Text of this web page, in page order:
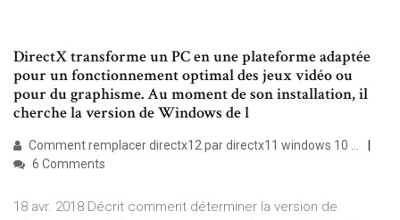
DirectX transforme un PC en une plateforme adaptée
pour un fonctionnement optimal des jeux vidéo ou
pour du graphisme. Au moment de son installation, il
cherche la version de Windows de l
Comment remplacer directx12 par directx11 windows 10 ...
6 Comments
18 avr. 2018 Décrit comment déterminer la version de